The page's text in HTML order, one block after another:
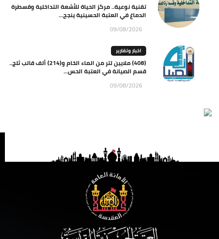
تقنية نوعية.. مركز الحياة للأشعة التداخلية وقسطرة
الدماغ في العتبة الحسينية ينجح...
09/08/2026
اخبار وتقارير
(408) ملايين لتر من الماء الخام و(214) ألف قالب ثلج..
قسم الصيانة في العتبة الحس...
09/08/2026